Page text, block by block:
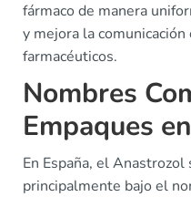
fármaco de manera
y mejora la
farmacéuticos.
Nombres
Empaques
En España, el Anastrozol
principalmente bajo el